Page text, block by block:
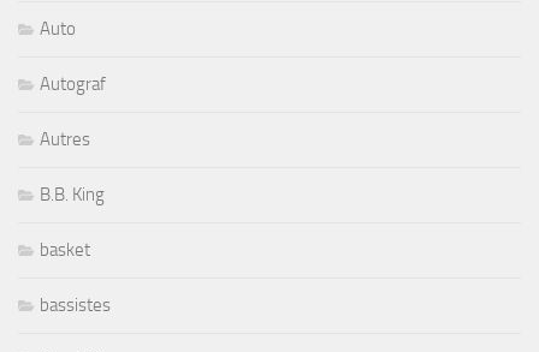
Auto
Autograf
Autres
B.B. King
basket
bassistes